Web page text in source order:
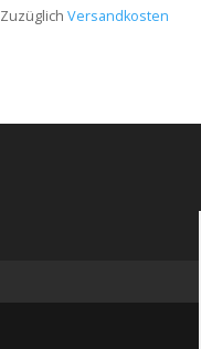
Zuzüglich Versandkosten